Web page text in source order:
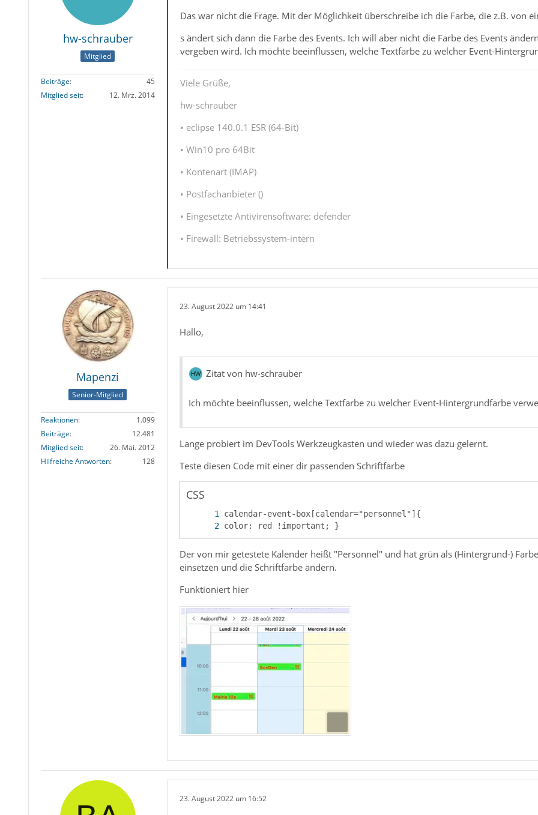
hw-schrauber
Mitglied
Beiträge
45
Mitglied seit
12. Mrz. 2014
Das war nicht die Frage. Mit der Möglichkeit überschreibe ich die Farbe, die z.B. von
s ändert sich dann die Farbe des Events. Ich will aber nicht die Farbe des Events
vergeben wird. Ich möchte beeinflussen, welche Textfarbe zu welcher Event-
Viele Grüße,
hw-schrauber
• eclipse 140.0.1 ESR (64-Bit)
• Win10 pro 64Bit
• Kontenart (IMAP)
• Postfachanbieter ()
• Eingesetzte Antivirensoftware: defender
• Firewall: Betriebssystem-intern
Mapenzi
Senior-Mitglied
Reaktionen
1.099
Beiträge
12.481
Mitglied seit
26. Mai. 2012
Hilfreiche Antworten
128
23. August 2022 um 14:41
Hallo,
Zitat von hw-schrauber
Ich möchte beeinflussen, welche Textfarbe zu welcher Event-Hintergrundfarbe
Lange probiert im DevTools Werkzeugkasten und wieder was dazu gelernt.
Teste diesen Code mit einer dir passenden Schriftfarbe
CSS
color: red !important; }
Der von mir getestete Kalender heißt "Personnel" und hat grün als (Hintergrund-)
einsetzen und die Schriftfarbe ändern.
Funktioniert hier
23. August 2022 um 16:52